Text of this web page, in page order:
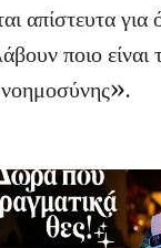
απίστευτα για
ποιο
νοημοσύνης».